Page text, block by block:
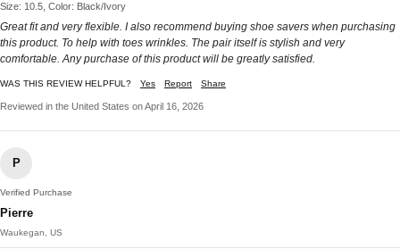
Size: 10.5, Color: Black/Ivory
Great fit and very flexible. I also recommend buying shoe savers when purchasing
this product. To help with toes wrinkles. The pair itself is stylish and very
comfortable. Any purchase of this product will be greatly satisfied.
WAS THIS REVIEW HELPFUL? Yes Report Share
Reviewed in the United States on April 16, 2026
P
Verified Purchase
Pierre
Waukegan, US